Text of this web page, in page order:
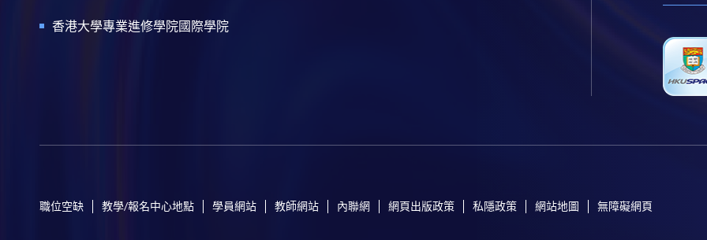
香港大學專業進修學院國際學院
職位空缺 教學/報名中心地點 學員網站 教師網站 內聯網 網頁出版政策 私隱政策 網站地圖 無障礙網頁